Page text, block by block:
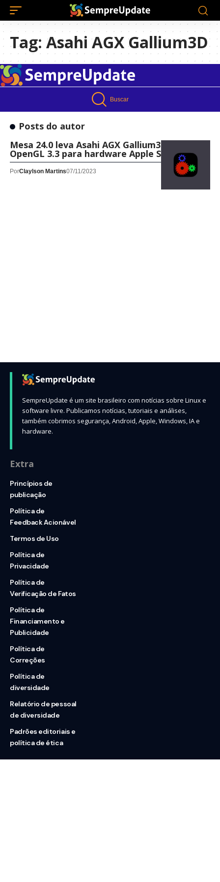
Tag: Asahi AGX Gallium3D
Buscar
Posts do autor
Mesa 24.0 leva Asahi AGX Gallium3D para
OpenGL 3.3 para hardware Apple Silicon
PorClaylson Martins07/11/2023
SempreUpdate é um site brasileiro com notícias sobre Linux e
software livre. Publicamos notícias, tutoriais e análises,
também cobrimos segurança, Android, Apple, Windows, IA e
hardware.
Extra
Princípios de
publicação
Política de
Feedback Acionável
Termos de Uso
Política de
Privacidade
Política de
Verificação de Fatos
Política de
Financiamento e
Publicidade
Política de
Correções
Política de
diversidade
Relatório de pessoal
de diversidade
Padrões editoriais e
política de ética